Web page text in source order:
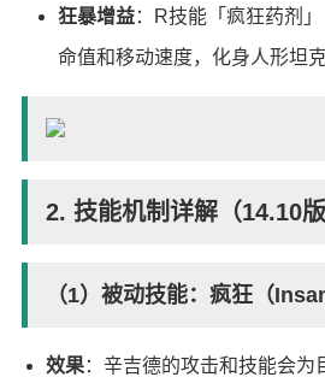
狂暴增益：R技能「疯狂药剂
命值和移动速度，化身人形坦克
2. 技能机制详解（14.10版
（1）被动技能：疯狂（
效果：辛吉德的攻击和技能会为